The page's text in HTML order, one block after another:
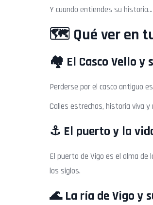
Y cuando entiendes su
🗺️ Qué ver en
🏘️ El Casco Vello y
Perderse por el casco antiguo
Calles estrechas, historia viva y
⚓ El puerto y la
El puerto de Vigo es el alma de
los siglos.
🌊 La ría de Vigo y